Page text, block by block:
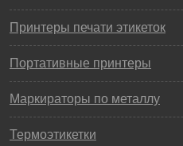
Принтеры печати этикеток
Портативные принтеры
Маркираторы по металлу
Термоэтикетки